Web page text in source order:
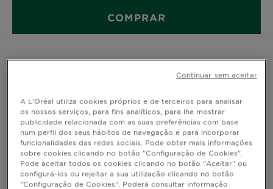
*Teste instrumental após shampoo e máscara.
COMPRAR
CLOSE SUBPANEL
Uso
CLOSE SUBPANEL
A L'Oréal utiliza cookies próprios e de terceiros para analisar
os nossos serviços, para fins analíticos, para lhe mostrar
publicidade relacionada com as suas preferências com base
num perfil dos seus hábitos de navegação e para incorporar
funcionalidades das redes sociais. Pode obter mais informações
sobre cookies clicando no botão "Configuração de Cookies".
Pode aceitar todos os cookies clicando no botão "Aceitar" ou
configurá-los ou rejeitar a sua utilização clicando no botão
"Configuração de Cookies". Poderá consultar informação
Continuar sem aceitar